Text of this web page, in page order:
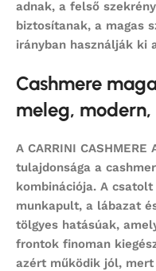
adnak, a felső
biztosítanak, a magas
irányban használják ki
Cashmere
meleg, modern,
A CARRINI CASHMERE
tulajdonsága a
kombinációja. A
munkapult, a lábazat
tölgyes hatásúak,
frontok finoman
azért működik jól,